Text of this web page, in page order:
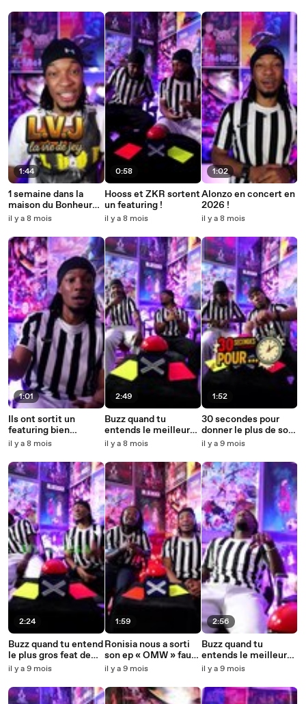
1:44
1 semaine dans la
maison du Bonheur
avec Genezio
il y a 8 mois
1:01
Ils ont sortit un
featuring bien
Mielleux !
il y a 8 mois
2:24
Buzz quand tu entend
le plus gros feat de
Franglish
il y a 9 mois
0:58
Hooss et ZKR sortent
un featuring !
il y a 8 mois
2:49
Buzz quand tu
entends le meilleurs
feat de Genezio
il y a 8 mois
1:59
Ronisia nous a sorti
son ep « OMW » faut
qu’on en parle !
il y a 9 mois
1:02
Alonzo en concert en
2026 !
il y a 8 mois
1:52
30 secondes pour
donner le plus de son
de Niska
il y a 9 mois
2:56
Buzz quand tu
entends le meilleur
feat de la l2b
il y a 9 mois